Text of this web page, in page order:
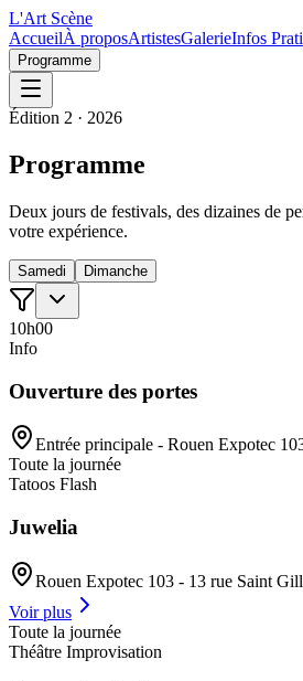
L'Art Scène
AccueilÀ proposArtistesGalerieInfos
Programme
Édition 2 · 2026
Programme
Deux jours de festivals, des dizaines de
votre expérience.
Samedi Dimanche
10h00
Info
Ouverture des portes
Entrée principale - Rouen Expotec
Toute la journée
Tatoos Flash
Juwelia
Rouen Expotec 103 - 13 rue Saint
Voir plus
Toute la journée
Théâtre Improvisation